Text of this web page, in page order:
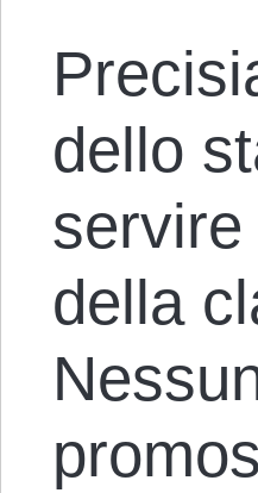
dello
della